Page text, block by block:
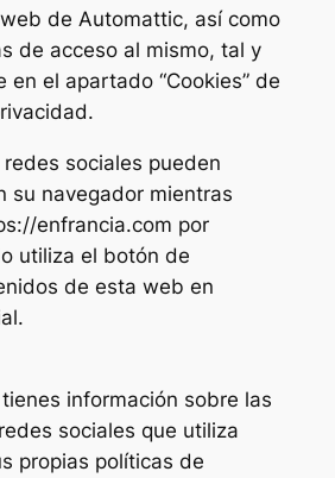
de Automattic, así como
de acceso al mismo, tal y
en el apartado “Cookies” de
sociales pueden
su navegador mientras
enfrancia.com por
utiliza el botón de
de esta web en
información sobre las
sociales que utiliza
propias políticas de